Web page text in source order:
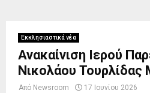
Εκκλησιαστικά νέα
Ανακαίνιση Ιερού
Νικολάου Τουρλίδας
Από Newsroom 17 Ιουνίου 2026